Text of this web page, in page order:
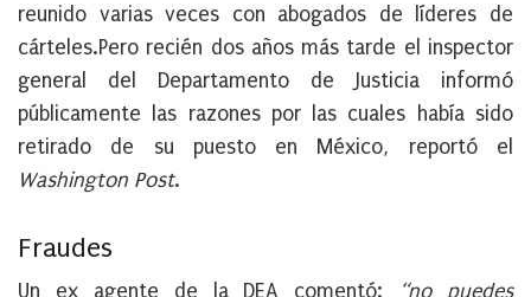
reunido varias veces con abogados de líderes de
cárteles.Pero recién dos años más tarde el inspector
general del Departamento de Justicia informó
públicamente las razones por las cuales había sido
retirado de su puesto en México, reportó el
Washington Post.
Fraudes
Un ex agente de la DEA comentó:
“no puedes